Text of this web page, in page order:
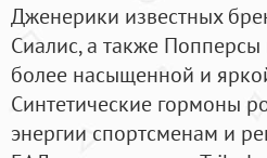
Дженерики известных
Сиалис, а также
более насыщенной и
Синтетические гормоны
энергии спортсменам и